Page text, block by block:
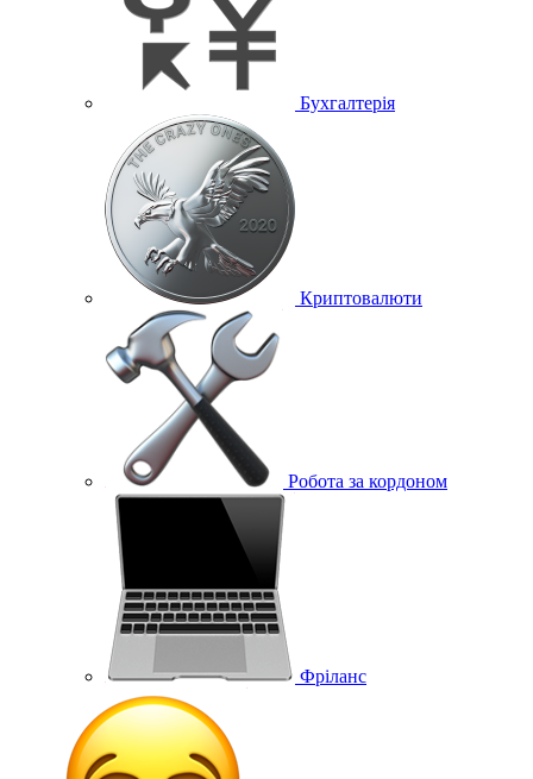
Бухгалтерія
Криптовалюти
Робота за кордоном
Фріланс